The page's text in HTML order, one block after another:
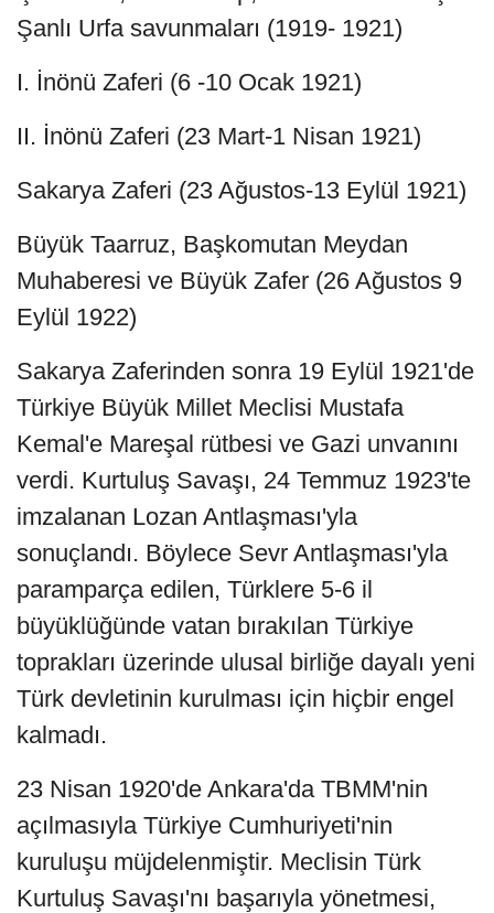
Şanlı Urfa savunmaları (1919- 1921)
I. İnönü Zaferi (6 -10 Ocak 1921)
II. İnönü Zaferi (23 Mart-1 Nisan 1921)
Sakarya Zaferi (23 Ağustos-13 Eylül 1921)
Büyük Taarruz, Başkomutan Meydan
Muhaberesi ve Büyük Zafer (26 Ağustos 9
Eylül 1922)
Sakarya Zaferinden sonra 19 Eylül 1921'de
Türkiye Büyük Millet Meclisi Mustafa
Kemal'e Mareşal rütbesi ve Gazi unvanını
verdi. Kurtuluş Savaşı, 24 Temmuz 1923'te
imzalanan Lozan Antlaşması'yla
sonuçlandı. Böylece Sevr Antlaşması'yla
paramparça edilen, Türklere 5-6 il
büyüklüğünde vatan bırakılan Türkiye
toprakları üzerinde ulusal birliğe dayalı yeni
Türk devletinin kurulması için hiçbir engel
kalmadı.
23 Nisan 1920'de Ankara'da TBMM'nin
açılmasıyla Türkiye Cumhuriyeti'nin
kuruluşu müjdelenmiştir. Meclisin Türk
Kurtuluş Savaşı'nı başarıyla yönetmesi,